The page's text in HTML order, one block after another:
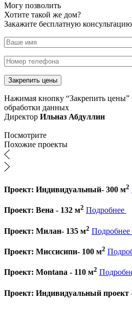
Могу позволить
Хотите такой же дом?
Закажите бесплатную
Нажимая кнопку “Закрепить
обработки данных
Директор Ильназ Абдуллин
Посмотрите
Похожие проекты
Проект: Индивидуальный- 300 м2
Проект: Вена - 132 м2 Подробнее
Проект: Милан- 135 м2 Подробнее
Проект: Миссисипи- 100 м2
Проект: Montana - 110 м2
Проект: Индивидуальный проект